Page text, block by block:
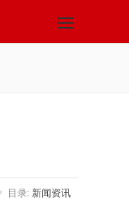
目录: 新闻资讯